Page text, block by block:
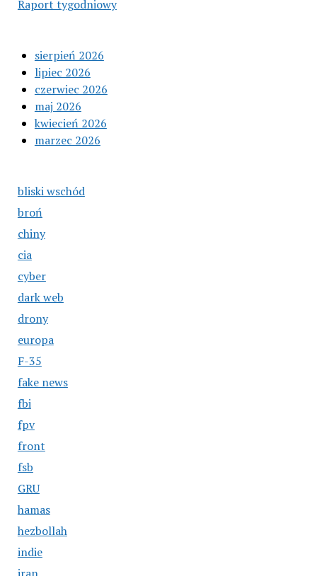
Raport tygodniowy
sierpień 2026
lipiec 2026
czerwiec 2026
maj 2026
kwiecień 2026
marzec 2026
bliski wschód
broń
chiny
cia
cyber
dark web
drony
europa
F-35
fake news
fbi
fpv
front
fsb
GRU
hamas
hezbollah
indie